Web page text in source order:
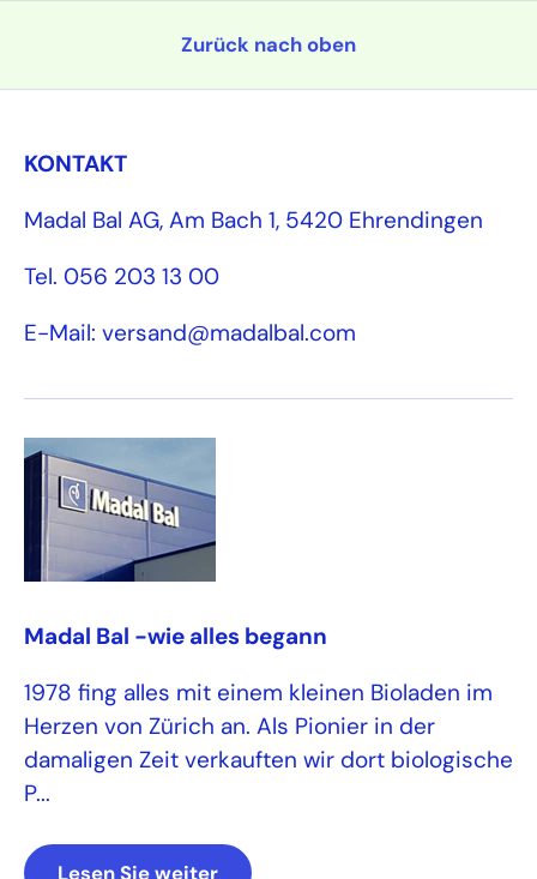
Zurück nach oben
KONTAKT
Madal Bal AG, Am Bach 1, 5420 Ehrendingen
Tel. 056 203 13 00
E-Mail: versand@madalbal.com
Madal Bal -wie alles begann
1978 fing alles mit einem kleinen Bioladen im
Herzen von Zürich an. Als Pionier in der
damaligen Zeit verkauften wir dort biologische
P...
Lesen Sie weiter